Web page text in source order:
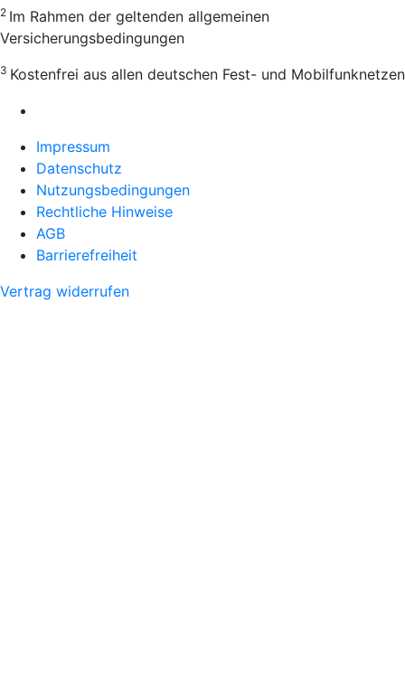
2 Im Rahmen der geltenden allgemeinen
Versicherungsbedingungen
3 Kostenfrei aus allen deutschen Fest- und Mobilfunknetzen
Impressum
Datenschutz
Nutzungsbedingungen
Rechtliche Hinweise
AGB
Barrierefreiheit
Vertrag widerrufen